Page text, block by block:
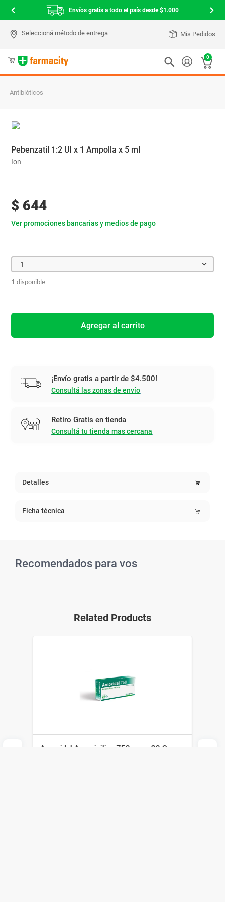
Envíos gratis a todo el país desde $1.000
Mis Pedidos
0
Antibióticos
Pebenzatil 1:2 UI x 1 Ampolla x 5 ml
Ion
$ 644
Ver promociones bancarias y medios de pago
1
1 disponible
Agregar al carrito
¡Envío gratis a partir de $4.500!
Consultá las zonas de envío
Retiro Gratis en tienda
Consultá tu tienda mas cercana
Detalles
Ficha técnica
Recomendados para vos
Related Products
Amoxidal Amoxicilina 750 mg x 20 Comp